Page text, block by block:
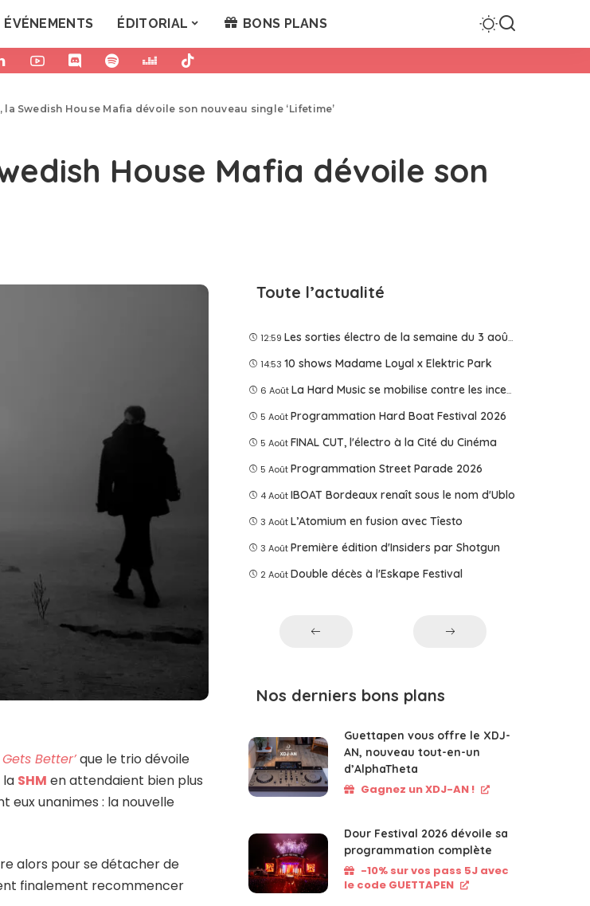
ÉVÉNEMENTS ÉDITORIAL BONS PLANS
la Swedish House Mafia dévoile son nouveau single ‘Lifetime’
House Mafia dévoile son
Gets Better’que le trio dévoile
la SHM en attendaient bien plus
eux unanimes : la nouvelle
alors pour se détacher de
finalement recommencer
Toute l’actualité
12:59 Les sorties électro de la semaine du 3 août 2026
14:53 10 shows Madame Loyal x Elektric Park
6 Août La Hard Music se mobilise contre les incendies
5 Août Programmation Hard Boat Festival 2026
5 Août FINAL CUT, l'électro à la Cité du Cinéma
5 Août Programmation Street Parade 2026
4 Août IBOAT Bordeaux renaît sous le nom d'Ublo
3 Août L’Atomium en fusion avec Tîesto
3 Août Première édition d'Insiders par Shotgun
2 Août Double décès à l'Eskape Festival
Nos derniers bons plans
Guettapen vous offre le XDJ-
AN, nouveau tout-en-un
d’AlphaTheta
Gagnez un XDJ-AN !
Dour Festival 2026 dévoile sa
programmation complète
-10% sur vos pass 5J avec
le code GUETTAPEN